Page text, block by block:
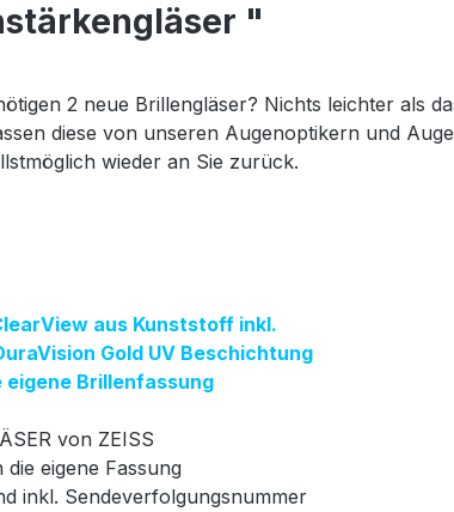
"
2 neue Brillengläser? Nichts leichter als
diese von unseren Augenoptikern und
wieder an Sie zurück.
aus Kunststoff inkl.
Gold UV Beschichtung
eigene Brillenfassung
von ZEISS
eigene Fassung
inkl. Sendeverfolgungsnummer